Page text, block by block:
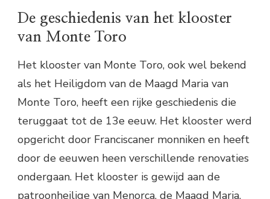
De geschiedenis van het klooster
van Monte Toro
Het klooster van Monte Toro, ook wel bekend
als het Heiligdom van de Maagd Maria van
Monte Toro, heeft een rijke geschiedenis die
teruggaat tot de 13e eeuw. Het klooster werd
opgericht door Franciscaner monniken en heeft
door de eeuwen heen verschillende renovaties
ondergaan. Het klooster is gewijd aan de
patroonheilige van Menorca, de Maagd Maria,